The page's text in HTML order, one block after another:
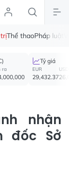
Thể thaoPháp luật
ra
Tỷ giá
EUR
29,432.37
USD
nhận
đốc Sở